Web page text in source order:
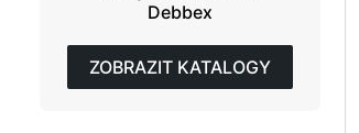
Debbex
ZOBRAZIT KATALOGY